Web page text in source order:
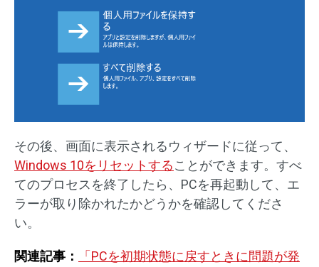
その後、画面に表示されるウィザードに従って、
Windows 10をリセットすることができます。すべ
てのプロセスを終了したら、PCを再起動して、エ
ラーが取り除かれたかどうかを確認してくださ
い。
関連記事：
「PCを初期状態に戻すときに問題が発